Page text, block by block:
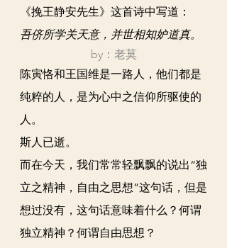
《挽王静安先生》这首诗中写道：
吾侪所学关天意，并世相知妒道真。
by：老莫
陈寅恪和王国维是一路人，他们都是
纯粹的人，是为心中之信仰所驱使的
人。
斯人已逝。
而在今天，我们常常轻飘飘的说出“独
立之精神，自由之思想”这句话，但是
想过没有，这句话意味着什么？何谓
独立精神？何谓自由思想？